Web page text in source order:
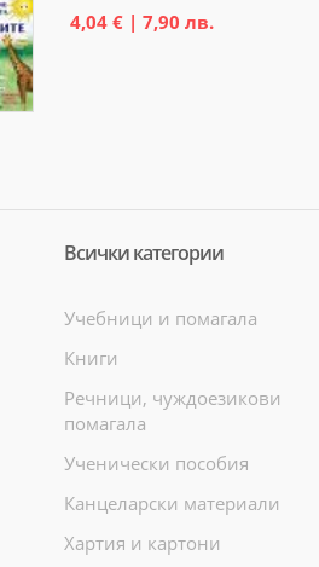
4,04 € | 7,90 лв.
Всички категории
Учебници и помагала
Книги
Речници, чуждоезикови
помагала
Ученически пособия
Канцеларски материали
Хартия и картони